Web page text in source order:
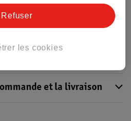
n’a (pas encore) de "Nature
et la livraison
les cookies
Refuser